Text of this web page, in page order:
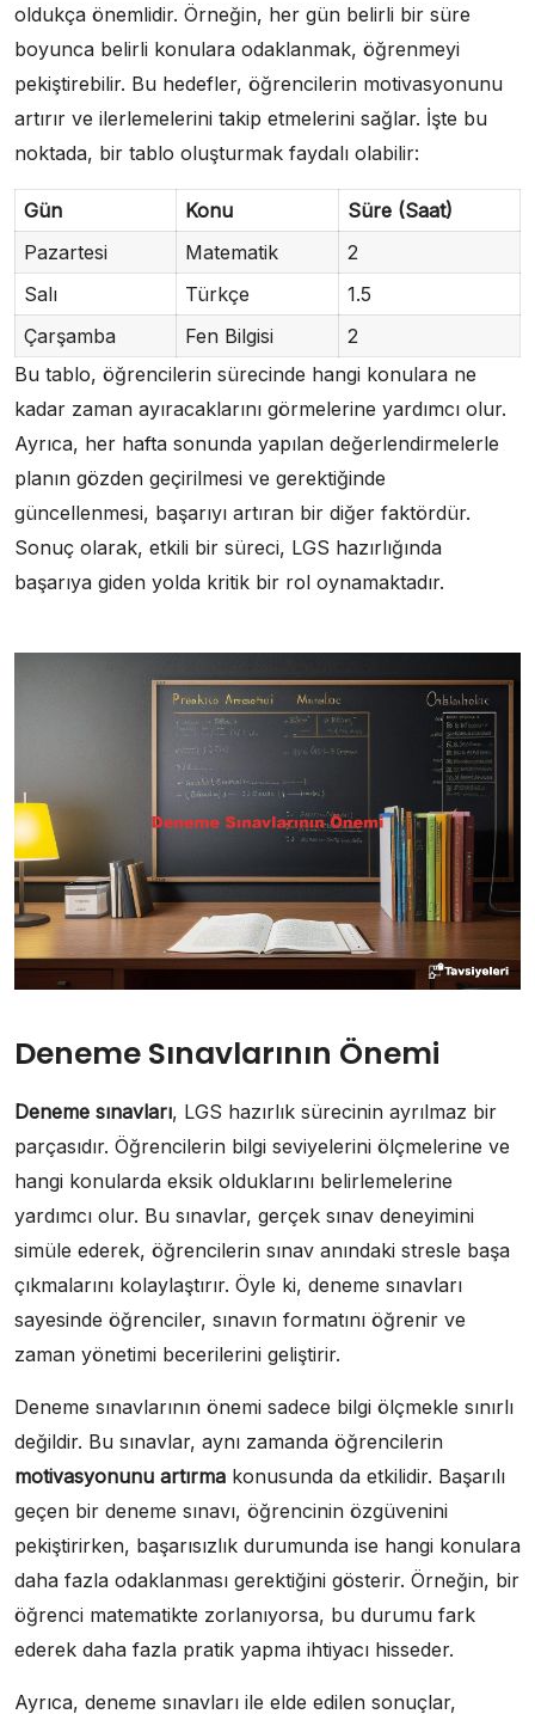
oldukça önemlidir. Örneğin, her gün belirli bir süre
boyunca belirli konulara odaklanmak, öğrenmeyi
pekiştirebilir. Bu hedefler, öğrencilerin motivasyonunu
artırır ve ilerlemelerini takip etmelerini sağlar. İşte bu
noktada, bir tablo oluşturmak faydalı olabilir:
Gün Konu
Süre (Saat)
Pazartesi
Matematik
2
Salı
Türkçe
1.5
Çarşamba
Fen Bilgisi
2
Bu tablo, öğrencilerin sürecinde hangi konulara ne
kadar zaman ayıracaklarını görmelerine yardımcı olur.
Ayrıca, her hafta sonunda yapılan değerlendirmelerle
planın gözden geçirilmesi ve gerektiğinde
güncellenmesi, başarıyı artıran bir diğer faktördür.
Sonuç olarak, etkili bir süreci, LGS hazırlığında
başarıya giden yolda kritik bir rol oynamaktadır.
Deneme Sınavlarının Önemi
Deneme sınavları, LGS hazırlık sürecinin ayrılmaz bir
parçasıdır. Öğrencilerin bilgi seviyelerini ölçmelerine ve
hangi konularda eksik olduklarını belirlemelerine
yardımcı olur. Bu sınavlar, gerçek sınav deneyimini
simüle ederek, öğrencilerin sınav anındaki stresle başa
çıkmalarını kolaylaştırır. Öyle ki, deneme sınavları
sayesinde öğrenciler, sınavın formatını öğrenir ve
zaman yönetimi becerilerini geliştirir.
Deneme sınavlarının önemi sadece bilgi ölçmekle sınırlı
değildir. Bu sınavlar, aynı zamanda öğrencilerin
motivasyonunu artırma konusunda da etkilidir. Başarılı
geçen bir deneme sınavı, öğrencinin özgüvenini
pekiştirirken, başarısızlık durumunda ise hangi konulara
daha fazla odaklanması gerektiğini gösterir. Örneğin, bir
öğrenci matematikte zorlanıyorsa, bu durumu fark
ederek daha fazla pratik yapma ihtiyacı hisseder.
Ayrıca, deneme sınavları ile elde edilen sonuçlar,